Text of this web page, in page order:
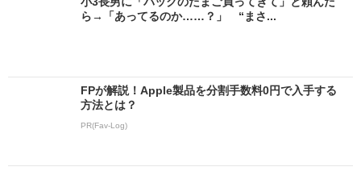
ら→「あってるのか……？」 “まさ...
FPが解説！Apple製品を分割手数料0円で入手する
方法とは？
PR(Fav-Log)